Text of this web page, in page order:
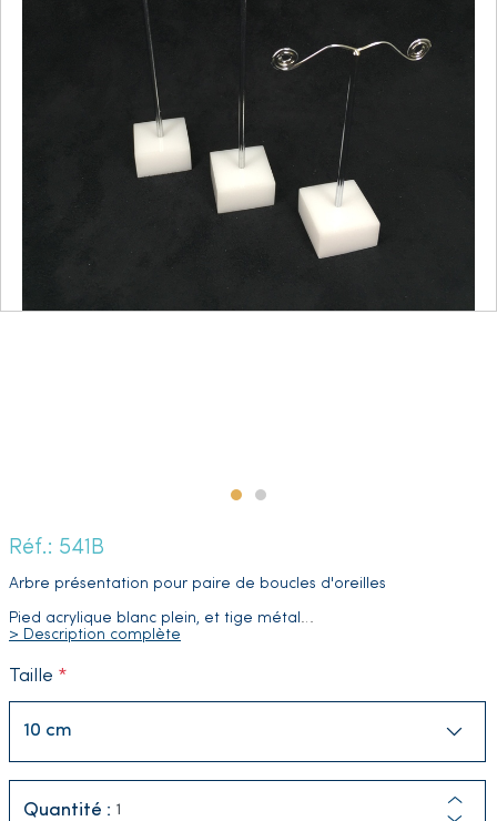
Réf.: 541B
Arbre présentation pour paire de boucles d'oreilles
Pied acrylique blanc plein, et tige métal …
> Description complète
Taille
Quantité :